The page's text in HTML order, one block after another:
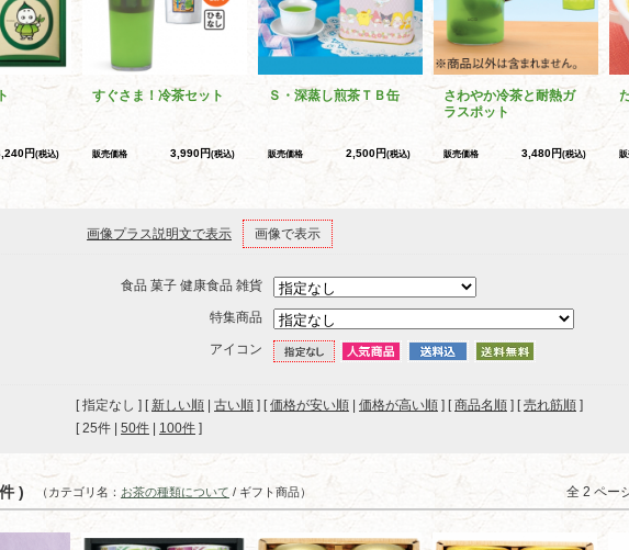
円(税込)
すぐさま！冷茶セット
販売価格 3,990円(税込)
Ｓ・深蒸し煎茶ＴＢ缶
販売価格 2,500円(税込)
さわやか冷茶と耐熱ガ
ラスポット
販売価格 3,480円(税込)
画像プラス説明文で表示 画像で表示
食品 菓子 健康食品 雑貨
特集商品
アイコン
[ 指定なし ] [ 新しい順 古い順 ] [価格が安い順 価格が高い順 ] [商品名順 ] [売れ筋順 ]
[ 25件 50件 100件 ]
) 全 2 ペー
（カテゴリ名： お茶の種類について / ギフト商品）